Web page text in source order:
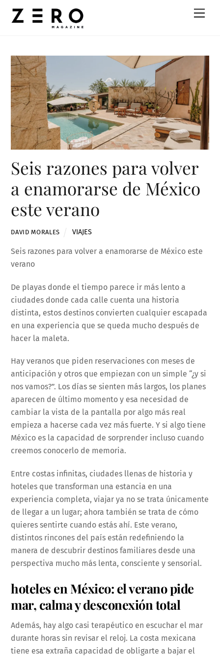
Seis razones para volver
a enamorarse de México
este verano
DAVID MORALES VIAJES
Seis razones para volver a enamorarse de México este
verano
De playas donde el tiempo parece ir más lento a
ciudades donde cada calle cuenta una historia
distinta, estos destinos convierten cualquier escapada
en una experiencia que se queda mucho después de
hacer la maleta.
Hay veranos que piden reservaciones con meses de
anticipación y otros que empiezan con un simple “¿y si
nos vamos?”. Los días se sienten más largos, los planes
aparecen de último momento y esa necesidad de
cambiar la vista de la pantalla por algo más real
empieza a hacerse cada vez más fuerte. Y si algo tiene
México es la capacidad de sorprender incluso cuando
creemos conocerlo de memoria.
Entre costas infinitas, ciudades llenas de historia y
hoteles que transforman una estancia en una
experiencia completa, viajar ya no se trata únicamente
de llegar a un lugar; ahora también se trata de cómo
quieres sentirte cuando estás ahí. Este verano,
distintos rincones del país están redefiniendo la
manera de descubrir destinos familiares desde una
perspectiva mucho más lenta, consciente y sensorial.
hoteles en México: el verano pide
mar, calma y desconexión total
Además, hay algo casi terapéutico en escuchar el mar
durante horas sin revisar el reloj. La costa mexicana
tiene esa extraña capacidad de obligarte a bajar el